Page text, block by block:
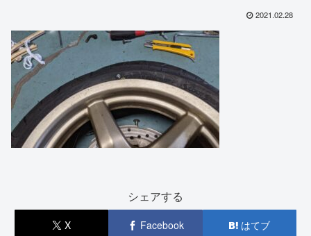
2021.02.28
シェアする
X Facebook はてブ